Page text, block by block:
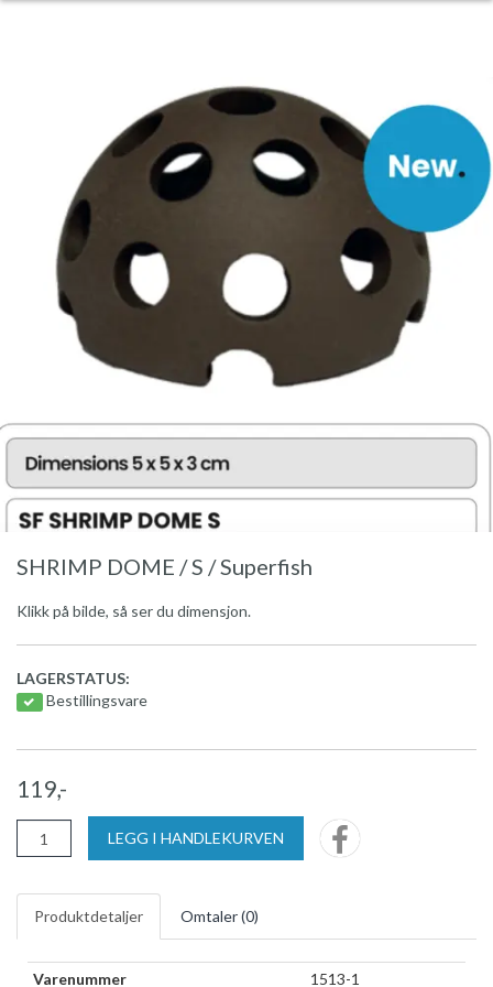
SHRIMP DOME / S / Superfish
Klikk på bilde, så ser du dimensjon.
LAGERSTATUS:
Bestillingsvare
119,-
LEGG I HANDLEKURVEN
Produktdetaljer Omtaler (0)
Varenummer 1513-1